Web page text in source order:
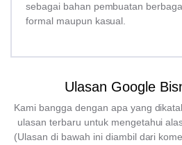
sebagai bahan pembuatan
formal maupun kasual.
Ulasan Google
Kami bangga dengan apa yang
ulasan terbaru untuk mengetahui
(Ulasan di bawah ini diambil dari